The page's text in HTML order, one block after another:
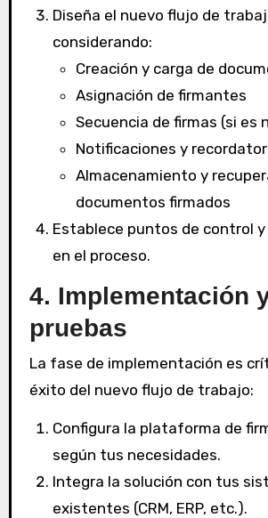
Diseña el nuevo flujo de
considerando:
Creación y carga de
Asignación de firmantes
Secuencia de firmas (si es
Notificaciones y
Almacenamiento y
documentos firmados
Establece puntos de control
en el proceso.
4. Implementación
pruebas
La fase de implementación es
éxito del nuevo flujo de trabajo:
Configura la plataforma de
según tus necesidades.
Integra la solución con tus
existentes (CRM, ERP, etc.).